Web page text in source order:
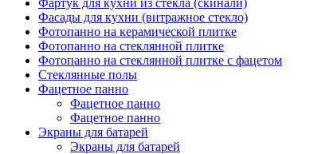
Фасады для кухни (витражное стекло)
Фотопанно на керамической плитке
Фотопанно на стеклянной плитке
Фотопанно на стеклянной плитке с фацетом
Стеклянные полы
Фацетное панно
Фацетное панно
Фацетное панно
Экраны для батарей
Экраны для батарей